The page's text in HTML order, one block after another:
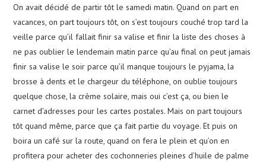
On avait décidé de partir tôt le samedi matin. Quand on part en
vacances, on part toujours tôt, on s’est toujours couché trop tard la
veille parce qu’il fallait finir sa valise et finir la liste des choses à
ne pas oublier le lendemain matin parce qu’au final on peut jamais
finir sa valise le soir parce qu’il manque toujours le pyjama, la
brosse à dents et le chargeur du téléphone, on oublie toujours
quelque chose, la crème solaire, mais oui c’est ça, ou bien le
carnet d’adresses pour les cartes postales. Mais on part toujours
tôt quand même, parce que ça fait partie du voyage. Et puis on
boira un café sur la route, quand on fera le plein et qu’on en
profitera pour acheter des cochonneries pleines d’huile de palme